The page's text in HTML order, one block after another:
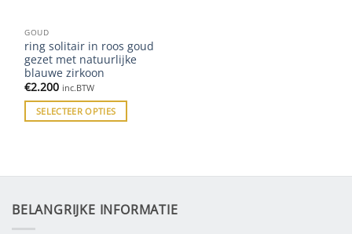
GOUD
ring solitair in roos goud
gezet met natuurlijke
blauwe zirkoon
€2.200 inc.BTW
SELECTEER OPTIES
BELANGRIJKE INFORMATIE